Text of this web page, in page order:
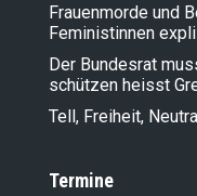
Frauenmorde und
Feministinnen
Der Bundesrat
schützen heisst
Tell, Freiheit,
Termine